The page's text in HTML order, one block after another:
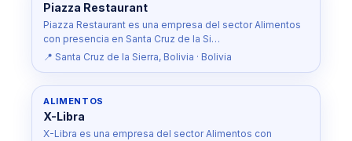
Piazza Restaurant
Piazza Restaurant es una empresa del sector Alimentos
con presencia en Santa Cruz de la Si…
📍 Santa Cruz de la Sierra, Bolivia · Bolivia
ALIMENTOS
X-Libra
X-Libra es una empresa del sector Alimentos con